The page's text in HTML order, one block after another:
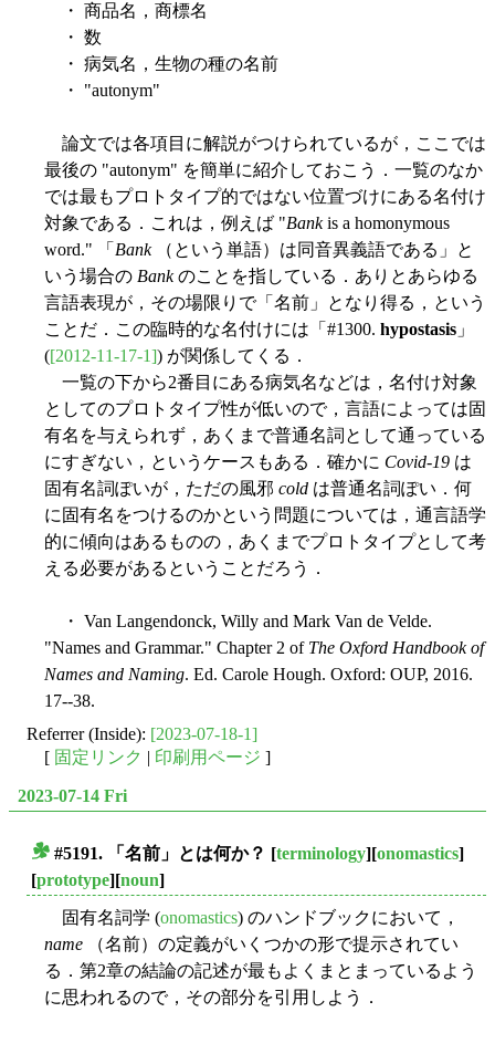
・ 商品名，商標名
・ 数
・ 病気名，生物の種の名前
・ "autonym"
論文では各項目に解説がつけられているが，ここでは
最後の "autonym" を簡単に紹介しておこう．一覧のなか
では最もプロトタイプ的ではない位置づけにある名付け
対象である．これは，例えば "Bankis a homonymous
word." 「 Bank（という単語）は同音異義語である」と
いう場合の Bankのことを指している．ありとあらゆる
言語表現が，その場限りで「名前」となり得る，という
ことだ．この臨時的な名付けには「#1300. hypostasis 」
([2012-11-17-1]) が関係してくる．
一覧の下から2番目にある病気名などは，名付け対象
としてのプロトタイプ性が低いので，言語によっては固
有名を与えられず，あくまで普通名詞として通っている
にすぎない，というケースもある．確かに Covid-19 は
固有名詞ぽいが，ただの風邪 cold は普通名詞ぽい．何
に固有名をつけるのかという問題については，通言語学
的に傾向はあるものの，あくまでプロトタイプとして考
える必要があるということだろう．
・ Van Langendonck, Willy and Mark Van de Velde.
"Names and Grammar." Chapter 2 of The Oxford Handbook of
Names and Naming. Ed. Carole Hough. Oxford: OUP, 2016.
17--38.
Referrer (Inside): [2023-07-18-1]
[ 固定リンク | 印刷用ページ ]
2023-07-14 Fri
#5191. 「名前」とは何か？ [terminology][onomastics]
[prototype][noun]
固有名詞学 (onomastics) のハンドブックにおいて，
name （名前）の定義がいくつかの形で提示されてい
る．第2章の結論の記述が最もよくまとまっているよう
に思われるので，その部分を引用しよう．